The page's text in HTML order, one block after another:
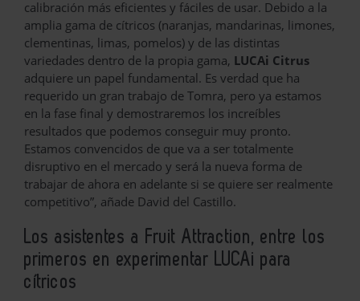
calibración más eficientes y fáciles de usar. Debido a la
amplia gama de cítricos (naranjas, mandarinas, limones,
clementinas, limas, pomelos) y de las distintas
variedades dentro de la propia gama, LUCAi Citrus
adquiere un papel fundamental. Es verdad que ha
requerido un gran trabajo de Tomra, pero ya estamos
en la fase final y demostraremos los increíbles
resultados que podemos conseguir muy pronto.
Estamos convencidos de que va a ser totalmente
disruptivo en el mercado y será la nueva forma de
trabajar de ahora en adelante si se quiere ser realmente
competitivo”, añade David del Castillo.
Los asistentes a Fruit Attraction, entre los
primeros en experimentar LUCAi para
cítricos